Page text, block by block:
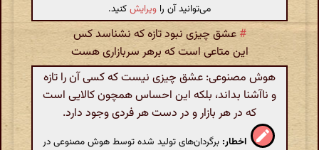
می‌توانید آن را ویرایشکنید.
# عشق چیزی نبود تازه که نشناسد کس
این متاعی است که برهر سربازاری هست
هوش مصنوعی: عشق چیزی نیست که کسی آن را تازه
و ناآشنا بداند، بلکه این احساس همچون کالایی است
که در هر بازار و در دست هر فردی وجود دارد.
اخطار: برگردان‌های تولید شده توسط هوش مصنوعی در